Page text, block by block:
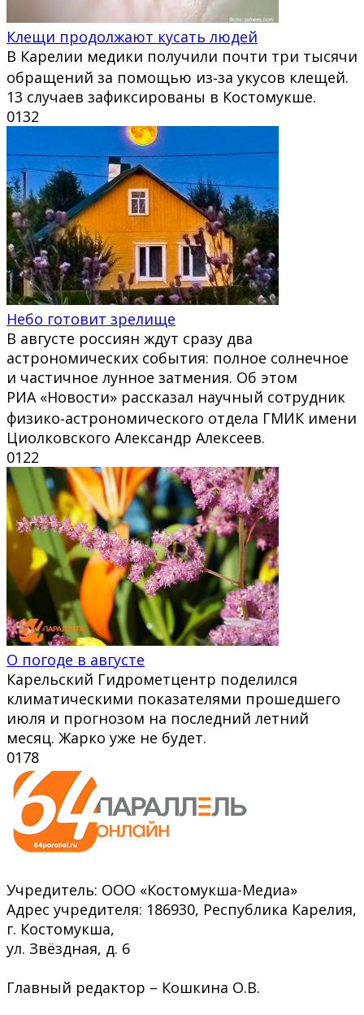
Клещи продолжают кусать людей
В Карелии медики получили почти три тысячи
обращений за помощью из‑за укусов клещей.
13 случаев зафиксированы в Костомукше.
0132
Небо готовит зрелище
В августе россиян ждут сразу два
астрономических события: полное солнечное
и частичное лунное затмения. Об этом
РИА «Новости» рассказал научный сотрудник
физико‑астрономического отдела ГМИК имени
Циолковского Александр Алексеев.
0122
О погоде в августе
Карельский Гидрометцентр поделился
климатическими показателями прошедшего
июля и прогнозом на последний летний
месяц. Жарко уже не будет.
0178
Учредитель: ООО «Костомукша-Медиа»
Адрес учредителя: 186930, Республика Карелия,
г. Костомукша,
ул. Звёздная, д. 6
Главный редактор – Кошкина О.В.